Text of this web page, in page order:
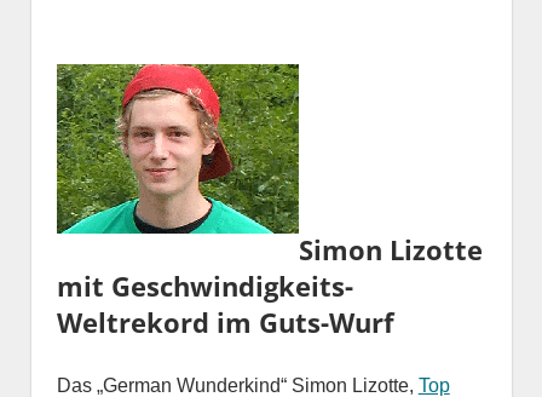
Simon Lizotte
mit Geschwindigkeits-
Weltrekord im Guts-Wurf
Das „German Wunderkind“ Simon Lizotte, Top